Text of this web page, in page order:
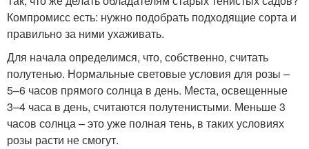
Компромисс есть: нужно подобрать подходящие сорта и
правильно за ними ухаживать.
Для начала определимся, что, собственно, считать
полутенью. Нормальные световые условия для розы –
5–6 часов прямого солнца в день. Места, освещенные
3–4 часа в день, считаются полутенистыми. Меньше 3
часов солнца – это уже полная тень, в таких условиях
розы расти не смогут.